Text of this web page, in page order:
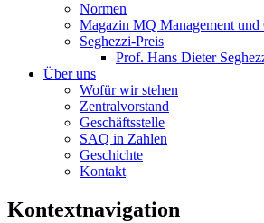
Normen
Magazin MQ Management und
Seghezzi-Preis
Prof. Hans Dieter
Über uns
Wofür wir stehen
Zentralvorstand
Geschäftsstelle
SAQ in Zahlen
Geschichte
Kontakt
Kontextnavigation